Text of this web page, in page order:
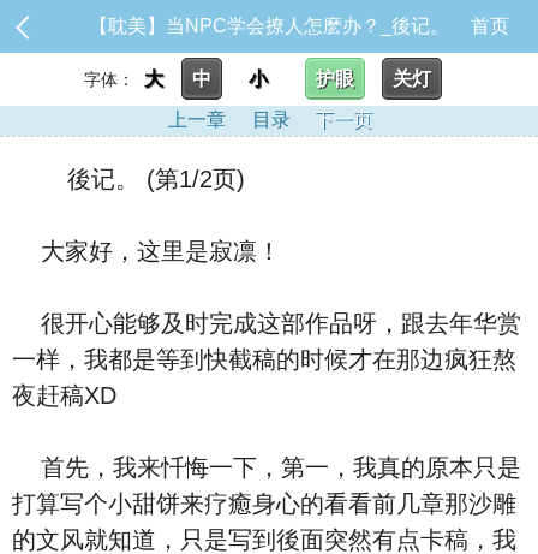
【耽美】当NPC学会撩人怎麽办？_後记。 首页
字体： 大 中 小 护眼
关灯
上一章
目录 下一页
後记。 (第1/2页)
大家好，这里是寂凛！
很开心能够及时完成这部作品呀，跟去年华赏
一样，我都是等到快截稿的时候才在那边疯狂熬
夜赶稿XD
首先，我来忏悔一下，第一，我真的原本只是
打算写个小甜饼来疗癒身心的看看前几章那沙雕
的文风就知道，只是写到後面突然有点卡稿，我